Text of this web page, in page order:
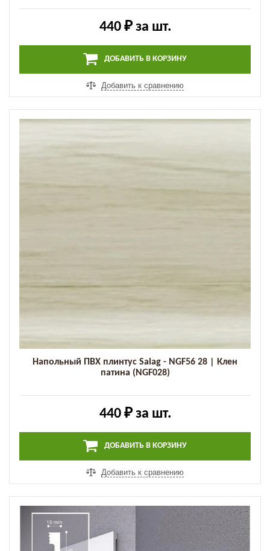
440 ₽за шт.
ДОБАВИТЬ В КОРЗИНУ
Добавить к сравнению
Напольный ПВХ плинтус Salag - NGF56 28 | Клен
патина (NGF028)
440 ₽за шт.
ДОБАВИТЬ В КОРЗИНУ
Добавить к сравнению